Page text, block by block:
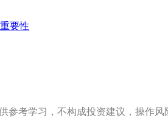
要性
参考学习，不构成投资建议，操作风